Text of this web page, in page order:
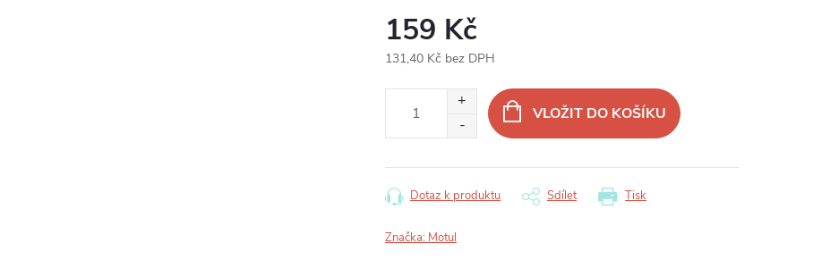
159 Kč
131,40 Kč bez DPH
VLOŽIT DO KOŠÍKU
Tisk
Dotaz k produktu Sdílet
Značka: Motul